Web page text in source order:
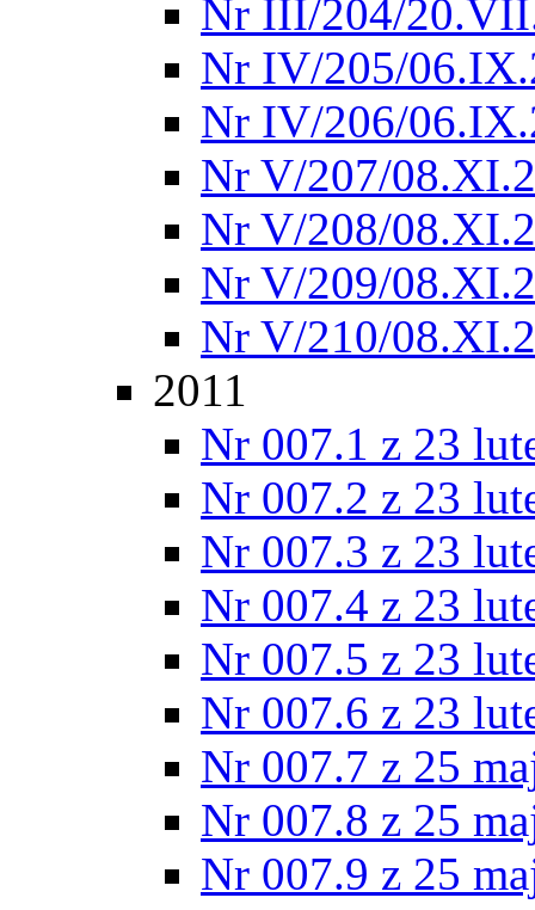
Nr III/204/
Nr IV/205/
Nr IV/206/
Nr V/207/
Nr V/208/
Nr V/209/
Nr V/210/
2011
Nr 007.1 z 23
Nr 007.2 z 23
Nr 007.3 z 23
Nr 007.4 z 23
Nr 007.5 z 23
Nr 007.6 z 23
Nr 007.7 z 25
Nr 007.8 z 25
Nr 007.9 z 25